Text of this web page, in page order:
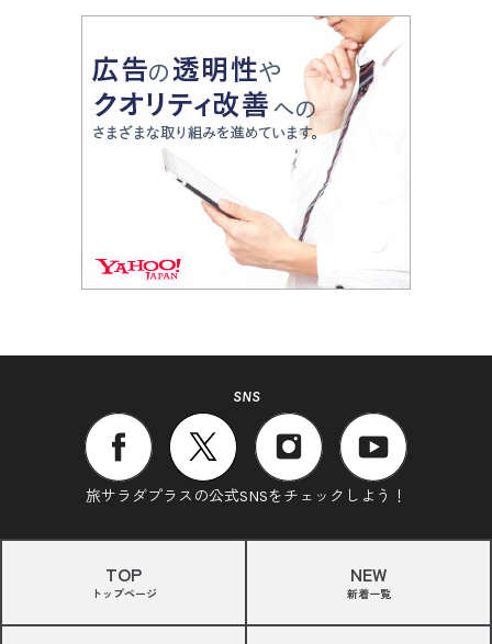
SNS
旅サラダプラスの公式SNSをチェックしよう！
TOP
トップページ
NEW
新着一覧